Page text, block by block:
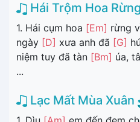
Hái Trộm Hoa Rừng
1. Hái cụm hoa [Em] rừng
ngày [D] xưa anh đã [G]
niệm tuy đã tàn [Bm] úa,
...
Lạc Mất Mùa Xuân